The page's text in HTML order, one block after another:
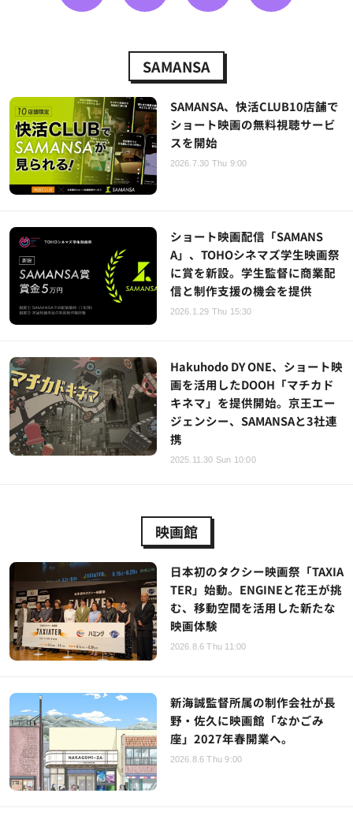
SAMANSA
SAMANSA、快活CLUB10店舗で
ショート映画の無料視聴サービ
スを開始
2026.7.30 Thu 9:00
ショート映画配信「SAMANS
A」、TOHOシネマズ学生映画祭
に賞を新設。学生監督に商業配
信と制作支援の機会を提供
2026.1.29 Thu 15:30
Hakuhodo DY ONE、ショート映
画を活用したDOOH「マチカド
キネマ」を提供開始。京王エー
ジェンシー、SAMANSAと3社連
携
2025.11.30 Sun 10:00
映画館
日本初のタクシー映画祭「TAXIA
TER」始動。ENGINEと花王が挑
む、移動空間を活用した新たな
映画体験
2026.8.6 Thu 11:00
新海誠監督所属の制作会社が長
野・佐久に映画館「なかごみ
座」2027年春開業へ。
2026.8.6 Thu 9:00